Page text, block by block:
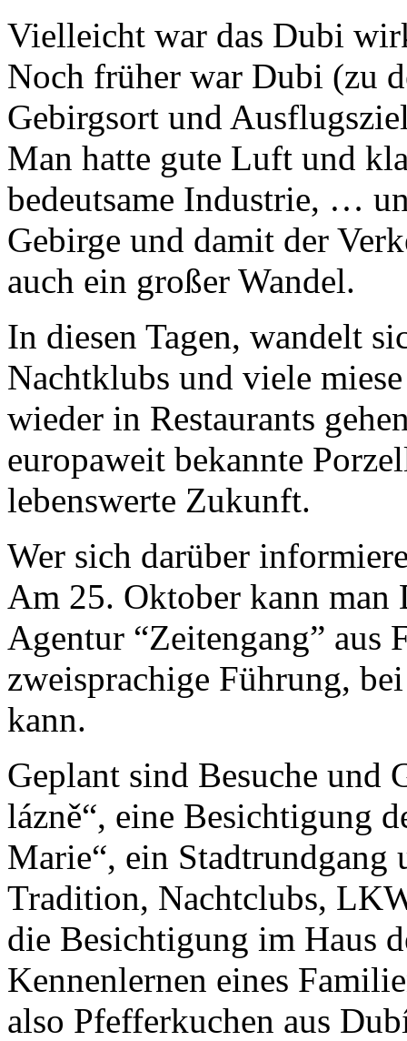
Vielleicht war das Dubi
Noch früher war Dubi (zu
Gebirgsort und
Man hatte gute Luft und
bedeutsame Industrie, …
Gebirge und damit der
auch ein großer Wandel.
In diesen Tagen, wandelt
Nachtklubs und viele
wieder in Restaurants
europaweit bekannte
lebenswerte Zukunft.
Wer sich darüber
Am 25. Oktober kann
Agentur “Zeitengang” aus
zweisprachige Führung,
kann.
Geplant sind Besuche und
lázně“, eine Besichtigung
Marie“, ein Stadtrundgang
Tradition, Nachtclubs,
die Besichtigung im Haus
Kennenlernen eines
also Pfefferkuchen aus